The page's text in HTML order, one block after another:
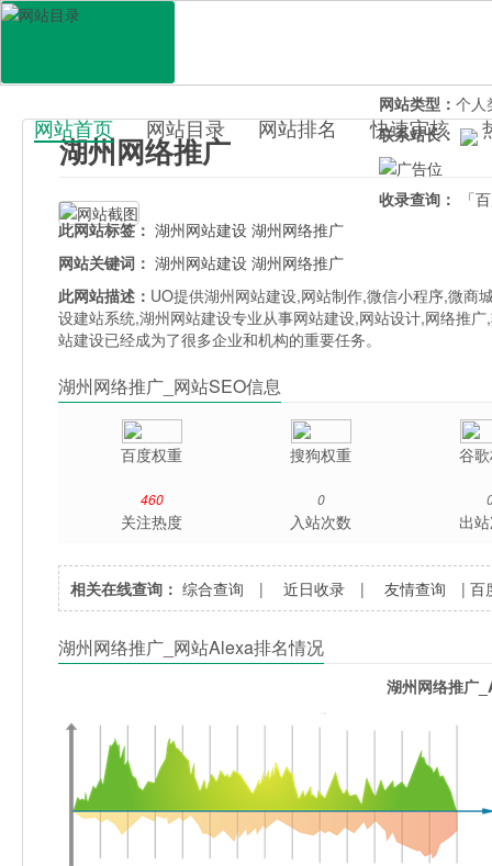
百科目录
网站首页 网站目录 网站排名 快速审核
湖州网络推广
网站类型： 个人
联系站长：
收录查询：
「
此网站标签： 湖州网站建设 湖州网络推广
网站关键词： 湖州网站建设 湖州网络推广
此网站描述： UO提供湖州网站建设,网站制作,微信小程序,微商
设建站系统,湖州网站建设专业从事网站建设,网站设计,网络推
站建设已经成为了很多企业和机构的重要任务。
湖州网络推广_网站SEO信息
百度权重 搜狗权重 谷
460
关注热度
0
入站次数 出
相关在线查询： 综合查询 |近日收录 |友情查询 |百
湖州网络推广_网站Alexa排名情况
湖州网络推广